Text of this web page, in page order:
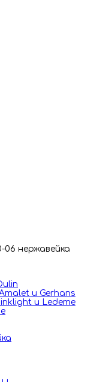
06 нержавейка
и Gerhans
и Ledeme